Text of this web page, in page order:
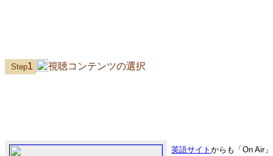
Step1 視聴コンテンツの選択
英語サイト からも「On Air